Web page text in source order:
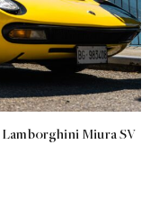
Miura SV